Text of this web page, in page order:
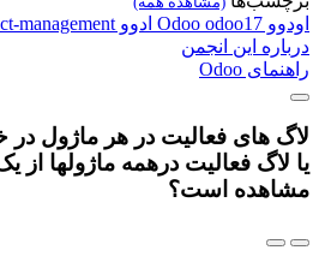
اودوو Odoo odoo17 ادوو management
درباره این انجمن
راهنمای Odoo
لاگ های فعالیت در هر ماژول
یا لاگ فعالیت درهمه ماژولها از
مشاهده است؟